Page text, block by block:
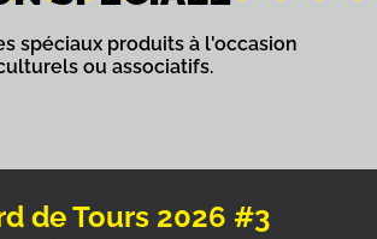
spéciaux produits à l'occasion
ou associatifs.
de Tours 2026 #3